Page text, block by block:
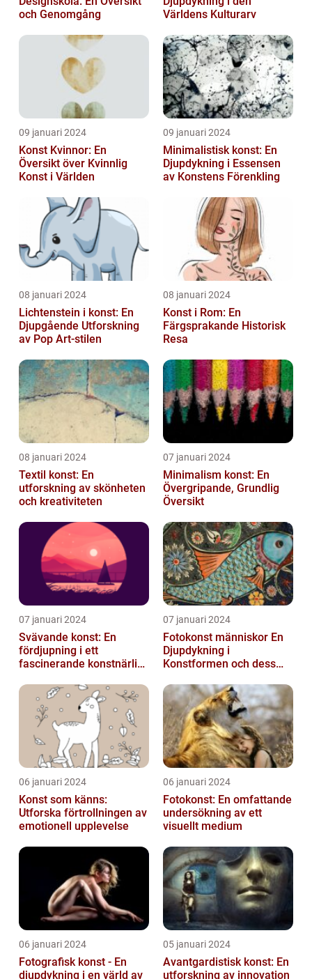
och Genomgång
Världens Kulturarv
09 januari 2024
Konst Kvinnor: En
Översikt över Kvinnlig
Konst i Världen
09 januari 2024
Minimalistisk konst: En
Djupdykning i Essensen
av Konstens Förenkling
08 januari 2024
Lichtenstein i konst: En
Djupgående Utforskning
av Pop Art-stilen
08 januari 2024
Konst i Rom: En
Färgsprakande Historisk
Resa
08 januari 2024
Textil konst: En
utforskning av skönheten
och kreativiteten
07 januari 2024
Minimalism konst: En
Övergripande, Grundlig
Översikt
07 januari 2024
Svävande konst: En
fördjupning i ett
fascinerande konstnärligt
07 januari 2024
Fotokonst människor En
Djupdykning i
Konstformen och dess
06 januari 2024
Konst som känns:
Utforska förtrollningen av
emotionell upplevelse
06 januari 2024
Fotokonst: En omfattande
undersökning av ett
visuellt medium
06 januari 2024
Fotografisk konst - En
djupdykning i en värld av
05 januari 2024
Avantgardistisk konst: En
utforskning av innovation